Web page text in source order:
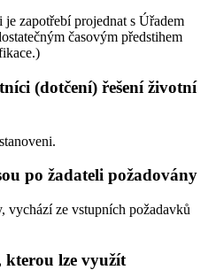
zapotřebí projednat s Úřadem
časovým předstihem
(dotčení) řešení životní
po žadateli požadovány
vychází ze vstupních požadavků
kterou lze využít